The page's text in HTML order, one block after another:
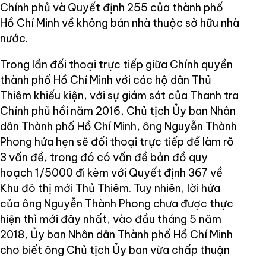
Chính phủ và Quyết định 255 của thành phố
Hồ Chí Minh về không bán nhà thuộc sở hữu nhà
nước.
Trong lần đối thoại trực tiếp giữa Chính quyền
thành phố Hồ Chí Minh với các hộ dân Thủ
Thiêm khiếu kiện, với sự giám sát của Thanh tra
Chính phủ hồi năm 2016, Chủ tịch Ủy ban Nhân
dân Thành phố Hồ Chí Minh, ông Nguyễn Thành
Phong hứa hẹn sẽ đối thoại trực tiếp để làm rõ
3 vấn đề, trong đó có vấn đề bản đồ quy
hoạch 1/5000 đi kèm với Quyết định 367 về
Khu đô thị mới Thủ Thiêm. Tuy nhiên, lời hứa
của ông Nguyễn Thành Phong chưa được thực
hiện thì mới đây nhất, vào đầu tháng 5 năm
2018, Ủy ban Nhân dân Thành phố Hồ Chí Minh
cho biết ông Chủ tịch Ủy ban vừa chấp thuận